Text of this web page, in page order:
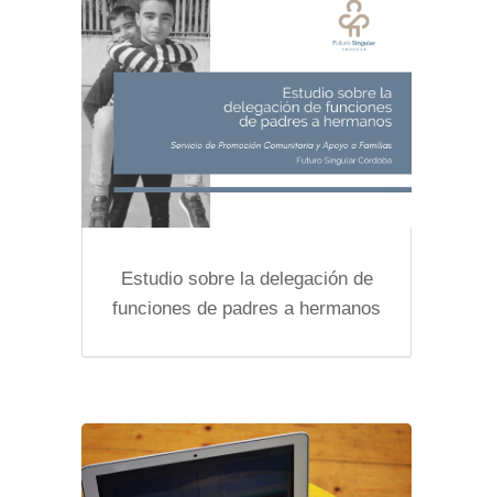
Estudio sobre la delegación de
funciones de padres a hermanos